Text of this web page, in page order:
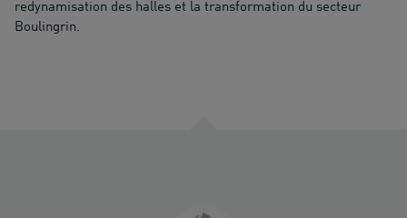
redynamisation des halles et la transformation du secteur
Boulingrin.